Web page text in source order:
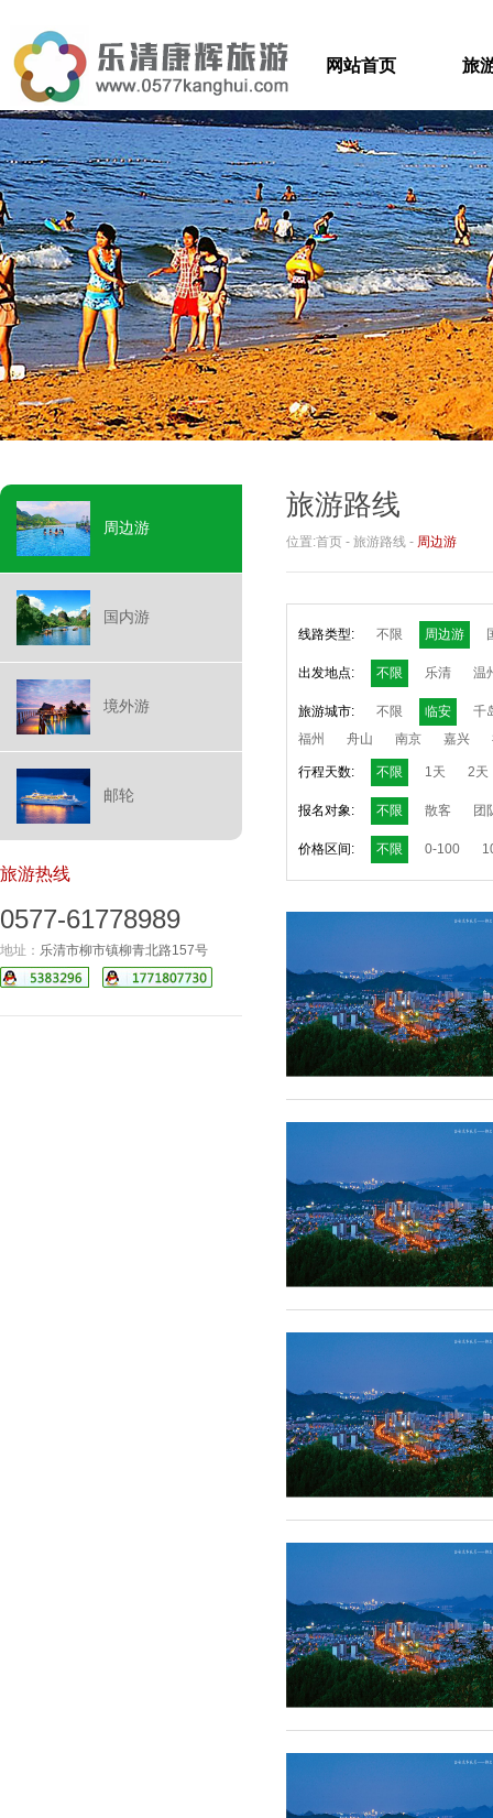
网站首页 旅
周边游
国内游
境外游
邮轮
旅游热线
0577-61778989
地址： 乐清市柳市镇柳青北路157号
旅游路线
位置:首页 - 旅游路线 - 周边游
线路类型: 不限 周边游
出发地点: 不限 乐清 温
旅游城市: 不限 临安
千
福州
舟山 南京 嘉兴
行程天数: 不限 1天 2天
报名对象: 不限 散客 团
价格区间: 不限 0-100